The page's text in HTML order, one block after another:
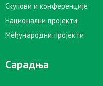
Скупови и конференције
Национални пројекти
Међународни пројекти
Сарадња